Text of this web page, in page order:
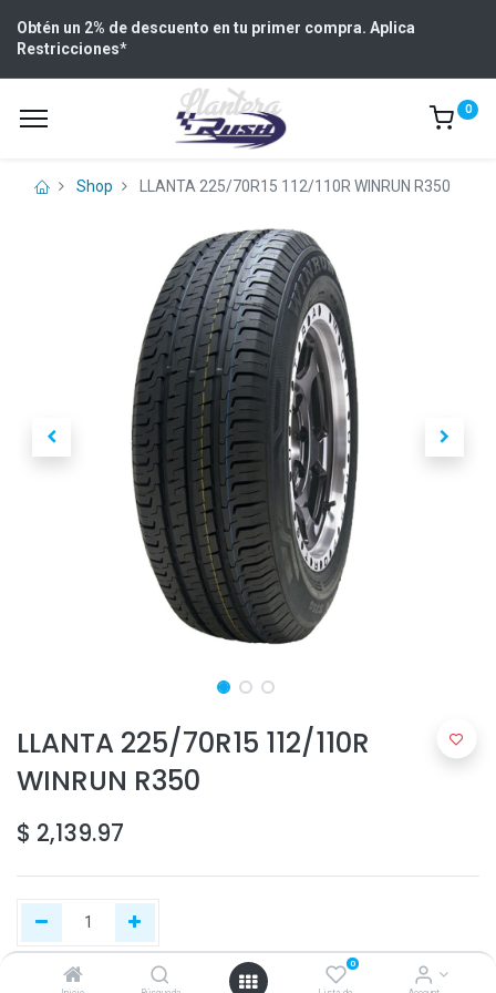
0
Obtén un 2% de descuento en tu primer compra. Aplica
Restricciones*
0
Shop LLANTA 225/70R15 112/110R WINRUN R350
LLANTA 225/70R15 112/110R
WINRUN R350
$ 2,139.97